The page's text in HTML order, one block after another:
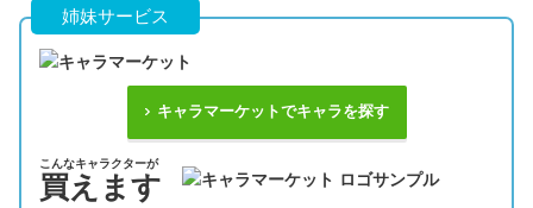
姉妹サービス
キャラマーケットでキャラを探す
こんなキャラクターが
買えます